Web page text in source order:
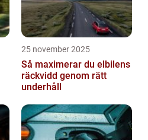
25 november 2025
Så maximerar du elbilens
räckvidd genom rätt
underhåll